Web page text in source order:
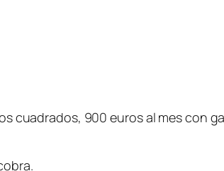
cuadrados, 900 euros al mes con